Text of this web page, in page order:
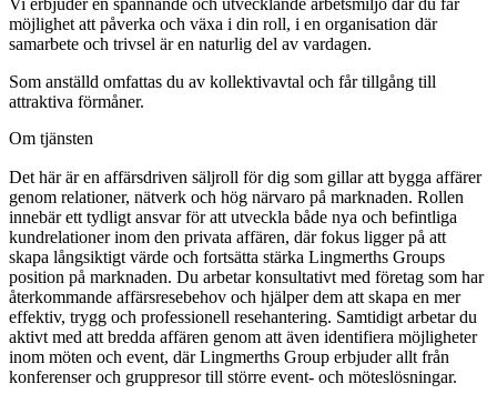
Vi erbjuder en spännande och utvecklande arbetsmiljö där du får
möjlighet att påverka och växa i din roll, i en organisation där
samarbete och trivsel är en naturlig del av vardagen.
Som anställd omfattas du av kollektivavtal och får tillgång till
attraktiva förmåner.
Om tjänsten
Det här är en affärsdriven säljroll för dig som gillar att bygga affärer
genom relationer, nätverk och hög närvaro på marknaden. Rollen
innebär ett tydligt ansvar för att utveckla både nya och befintliga
kundrelationer inom den privata affären, där fokus ligger på att
skapa långsiktigt värde och fortsätta stärka Lingmerths Groups
position på marknaden. Du arbetar konsultativt med företag som har
återkommande affärsresebehov och hjälper dem att skapa en mer
effektiv, trygg och professionell resehantering. Samtidigt arbetar du
aktivt med att bredda affären genom att även identifiera möjligheter
inom möten och event, där Lingmerths Group erbjuder allt från
konferenser och gruppresor till större event- och möteslösningar.